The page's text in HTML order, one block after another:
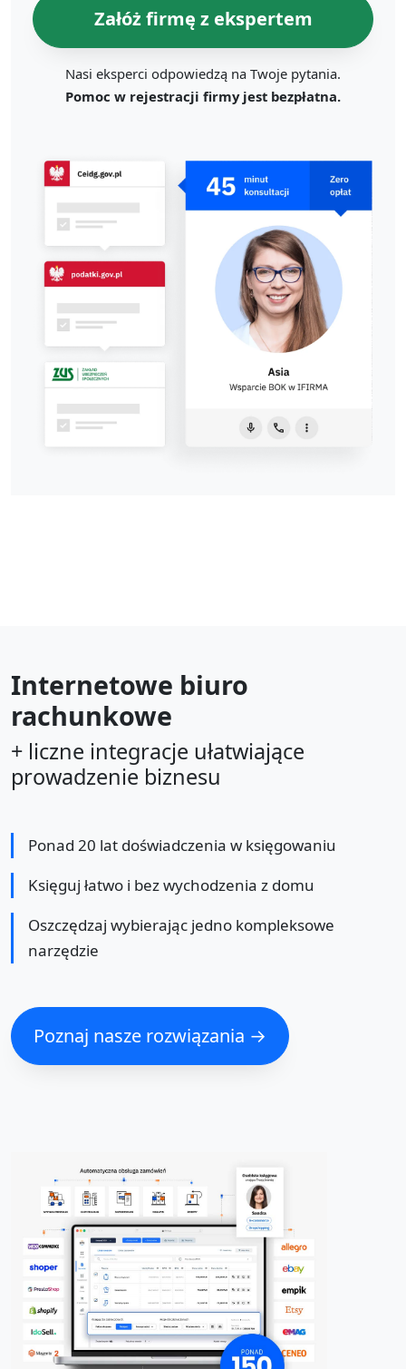
Załóż firmę z ekspertem
Nasi eksperci odpowiedzą na Twoje pytania.
Pomoc w rejestracji firmy jest bezpłatna.
Internetowe biuro
rachunkowe
+ liczne integracje ułatwiające
prowadzenie biznesu
Ponad 20 lat doświadczenia w księgowaniu
Księguj łatwo i bez wychodzenia z domu
Oszczędzaj wybierając jedno kompleksowe
narzędzie
Poznaj nasze rozwiązania →